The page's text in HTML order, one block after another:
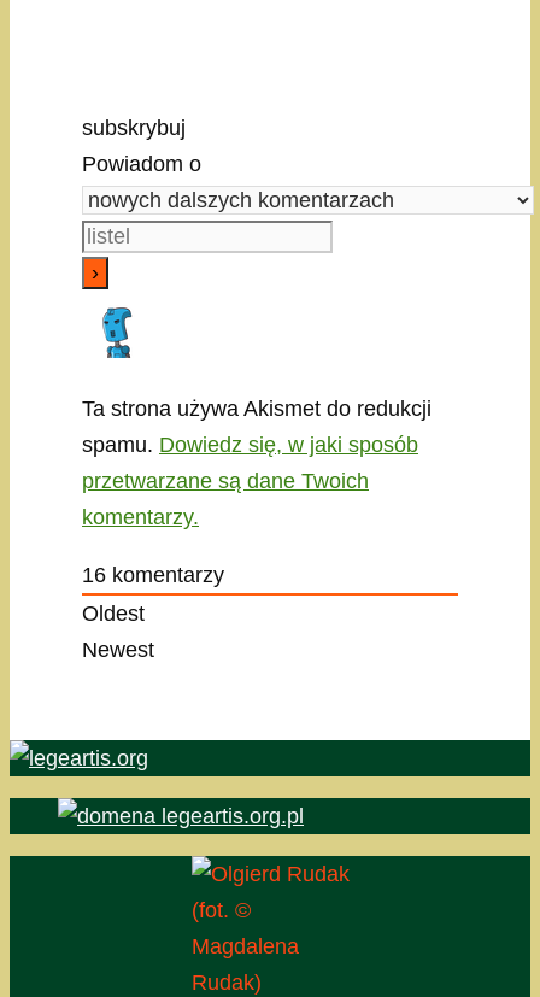
subskrybuj
Powiadom o
Ta strona używa Akismet do redukcji
spamu. Dowiedz się, w jaki sposób
przetwarzane są dane Twoich
komentarzy.
16 komentarzy
Oldest
Newest
(fot. ©
Magdalena
Rudak)